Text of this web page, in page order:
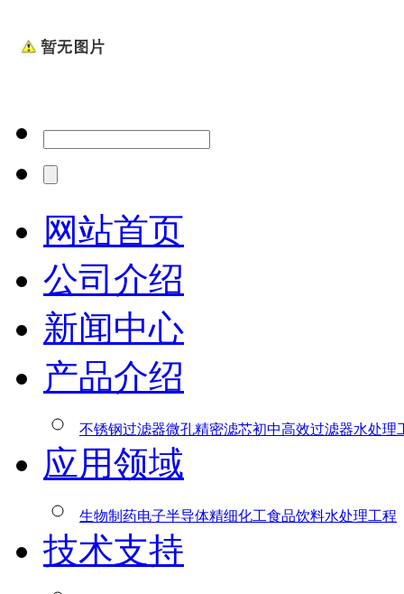
网站首页
公司介绍
新闻中心
产品介绍
不锈钢过滤器微孔精密滤芯初中高效过滤器水处理
应用领域
生物制药电子半导体精细化工食品饮料水处理工程
技术支持